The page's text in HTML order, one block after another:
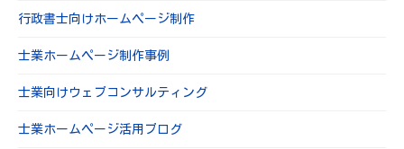
行政書士向けホームページ制作
士業ホームページ制作事例
士業向けウェブコンサルティング
士業ホームページ活用ブログ